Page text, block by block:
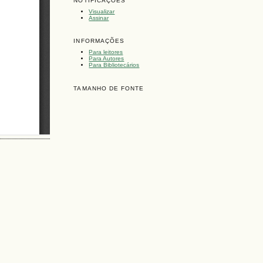
Visualizar
Assinar
INFORMAÇÕES
Para leitores
Para Autores
Para Bibliotecários
TAMANHO DE FONTE